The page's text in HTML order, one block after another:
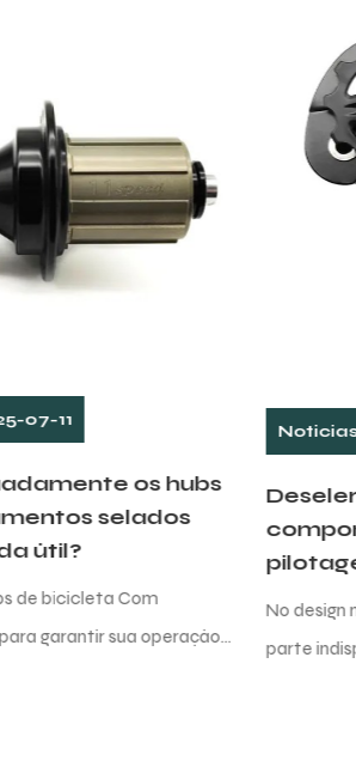
indústria
traseiro de bicicleta: um
-chave da experiência de
de bicicletas, o desviador traseiro é
do sistema de transmissão. Ele não